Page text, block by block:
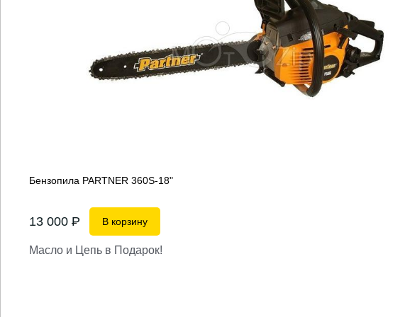
Бензопила PARTNER 360S-18"
13 000 P В корзину
Масло и Цепь в Подарок!